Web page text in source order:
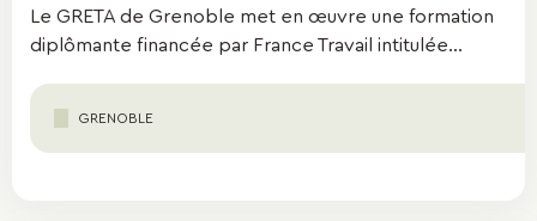
Le GRETA de Grenoble met en œuvre une formation
diplômante financée par France Travail intitulée...
GRENOBLE